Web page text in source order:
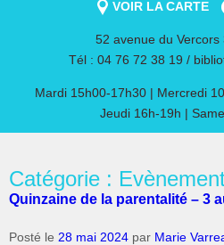
VOIR LA CARTE
52 avenue du Vercors
Tél : 04 76 72 38 19 /
Mardi 15h00-17h30 | Mercredi
Jeudi 16h-19h |
Catégorie :
Quinzaine de la parentalité – 3
Posté le 28 mai 2024 par Marie